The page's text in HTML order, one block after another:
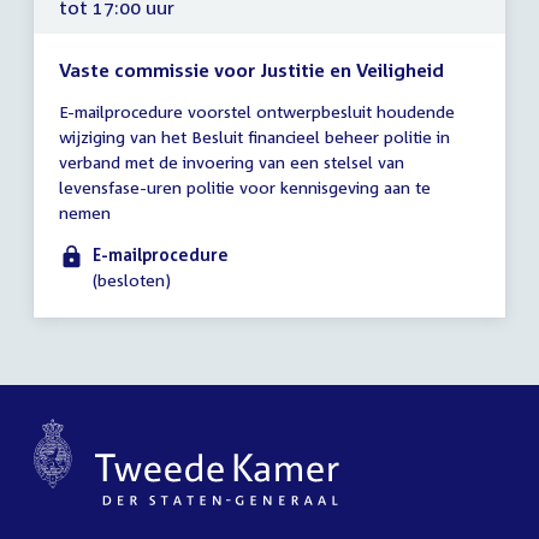
tot 17:00 uur
Vaste commissie voor Justitie en Veiligheid
vergadering
tot
17:00
uur
E-mailprocedure voorstel ontwerpbesluit houdende
wijziging van het Besluit financieel beheer politie in
verband met de invoering van een stelsel van
levensfase-uren politie voor kennisgeving aan te
nemen
E-mailprocedure
(besloten)